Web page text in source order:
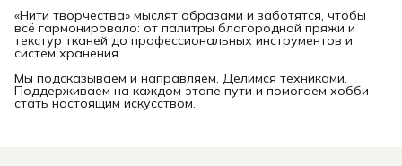
«Нити творчества» мыслят образами и заботятся, чтобы
всё гармонировало: от палитры благородной пряжи и
текстур тканей до профессиональных инструментов и
систем хранения.
Мы подсказываем и направляем. Делимся техниками.
Поддерживаем на каждом этапе пути и помогаем хобби
стать настоящим искусством.